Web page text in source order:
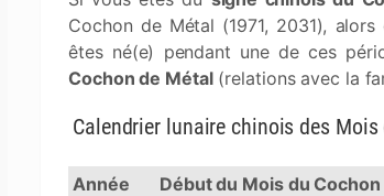
Cochon de Métal (1971, 2031),
êtes né(e) pendant une de ces
Cochon de Métal(relations avec la
Calendrier lunaire chinois des
Année Début du Mois du